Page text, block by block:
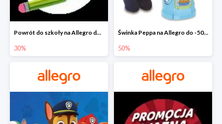
Powrót do szkoły na Allegro do -30%
30%
Świnka Peppa na Allegro do -50%
50%